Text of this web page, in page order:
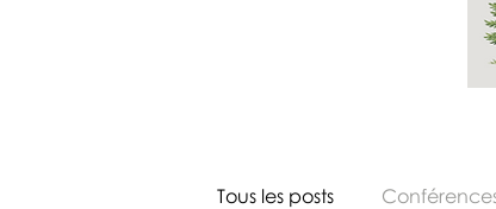
Tous les posts